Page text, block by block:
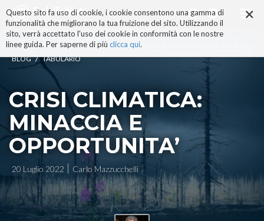
×
Questo sito fa uso di cookie, i cookie consentono una gamma di
funzionalità che migliorano la tua fruizione del sito. Utilizzando il
sito, verrà accettato l'uso dei cookie in conformità con le nostre
linee guida. Per saperne di più clicca qui.
ai
contenuti.
|
BLOG / TABULARIO
CRISI CLIMATICA:
MINACCIA E
OPPORTUNITA’
20 Luglio 2022 Carlo Mazzucchelli